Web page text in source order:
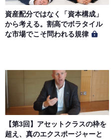
資産配分ではなく「資本構成」
から考える。割高でボラタイル
な市場でこそ問われる規律
【第3回】アセットクラスの枠を
超え、真のエクスポージャーと